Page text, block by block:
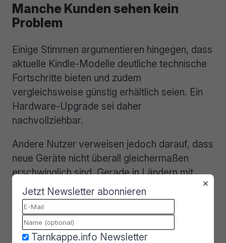
Manche Kunden sehen kein
Problem
Einige Stimmen argumentieren hingegen, dass
aktuelle Kindle-Modelle deutliche technische
Fortschritte bieten und zudem
vergleichsweise günstig erhältlich seien. Ein
Hardware-Upgrade sei daher
nachvollziehbar.
Andere Nutzer verweisen jedoch darauf, dass
neue Geräte nicht überall gleichermaßen
erschwinglich sind. Gerade in Ländern mit
geringerer Kaufkraft bleiben ältere Kindle oft
die einzige praktikable Option. Bei einigen
Kindles wartet zudem jede Menge Werbung
auf die Leserinnen und Leser, die die Geräte
×
Jetzt Newsletter abonnieren
Tarnkappe.info Newsletter